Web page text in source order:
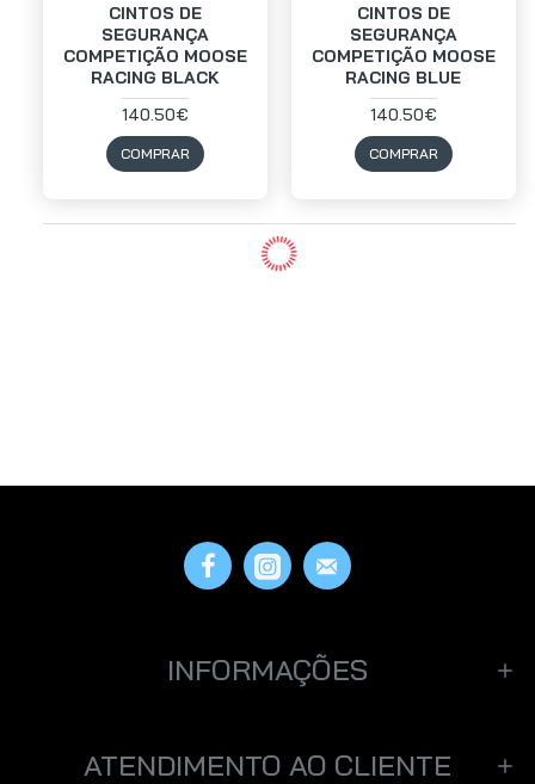
CINTOS DE
SEGURANÇA
COMPETIÇÃO MOOSE
RACING BLACK
140.50€
COMPRAR
CINTOS DE
SEGURANÇA
COMPETIÇÃO MOOSE
RACING BLUE
140.50€
COMPRAR
INFORMAÇÕES
ATENDIMENTO AO CLIENTE